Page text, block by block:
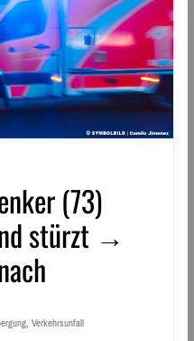
(73)
stürzt →
, Verkehrsunfall